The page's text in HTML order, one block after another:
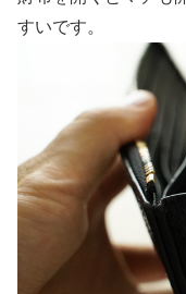
すいです。